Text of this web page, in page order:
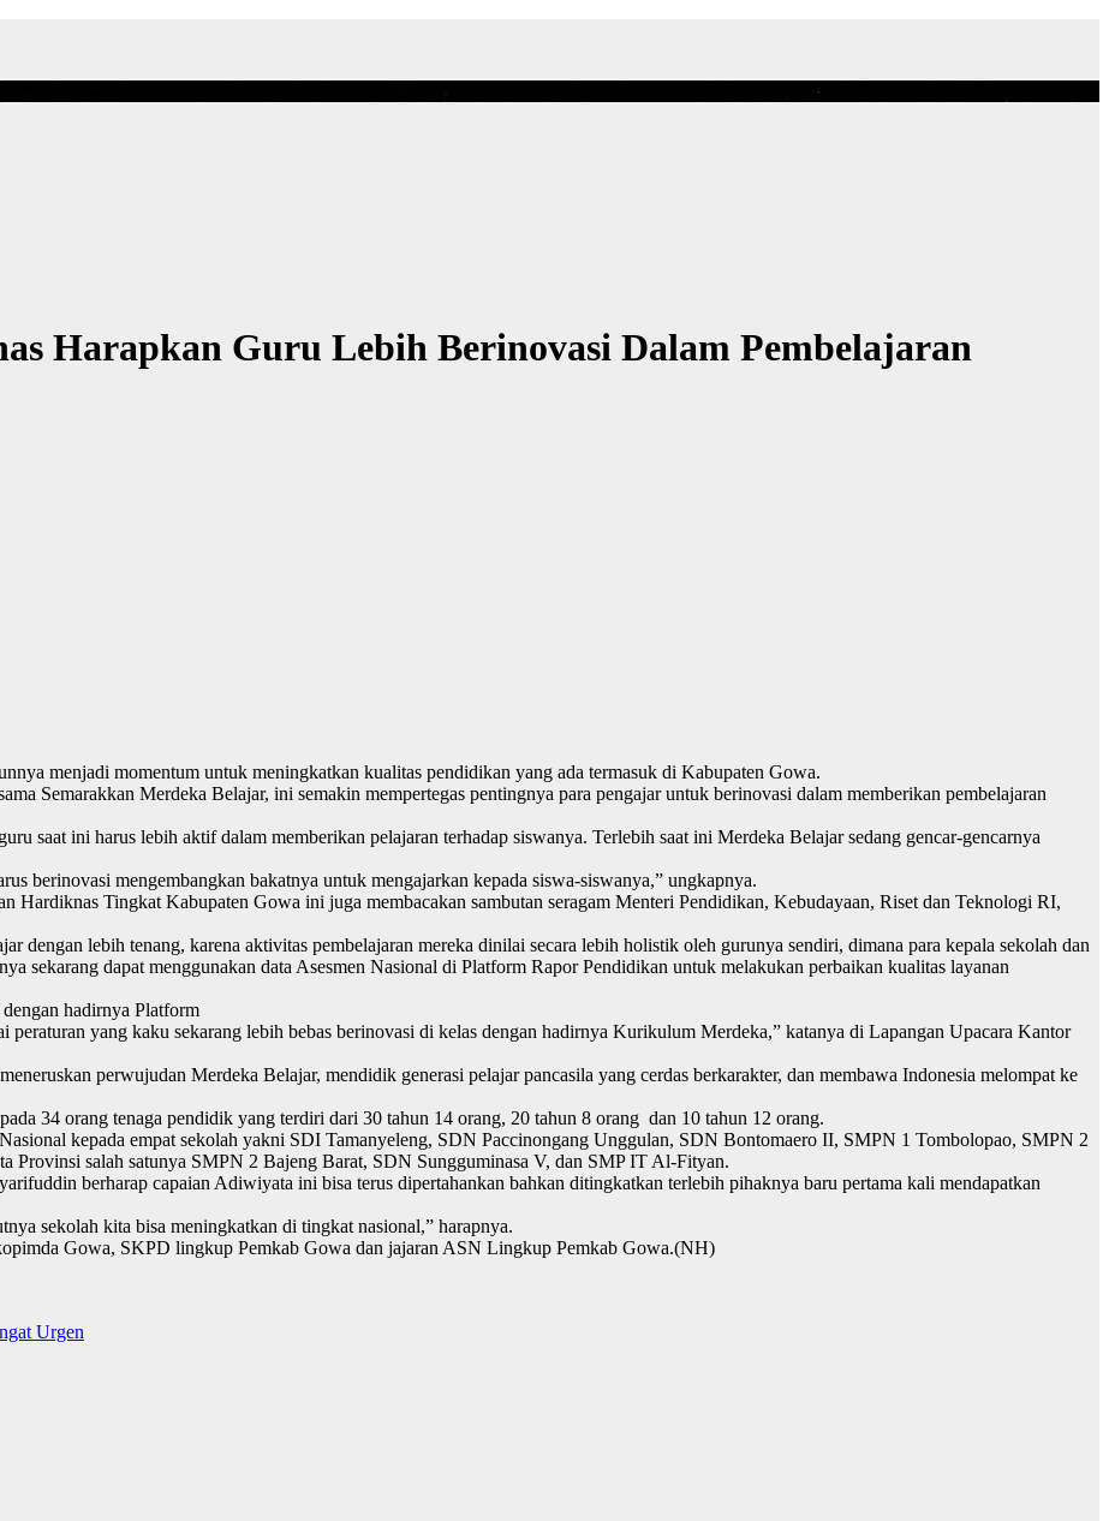
Harapkan Guru Lebih Berinovasi Dalam Pembelajaran
menjadi momentum untuk meningkatkan kualitas pendidikan yang ada termasuk di Kabupaten Gowa.
Semarakkan Merdeka Belajar, ini semakin mempertegas pentingnya para pengajar untuk berinovasi dalam memberikan pembelajaran
saat ini harus lebih aktif dalam memberikan pelajaran terhadap siswanya. Terlebih saat ini Merdeka Belajar sedang gencar-gencarnya
berinovasi mengembangkan bakatnya untuk mengajarkan kepada siswa-siswanya,” ungkapnya.
Hardiknas Tingkat Kabupaten Gowa ini juga membacakan sambutan seragam Menteri Pendidikan, Kebudayaan, Riset dan Teknologi RI,
dengan lebih tenang, karena aktivitas pembelajaran mereka dinilai secara lebih holistik oleh gurunya sendiri, dimana para kepala sekolah dan
sekarang dapat menggunakan data Asesmen Nasional di Platform Rapor Pendidikan untuk melakukan perbaikan kualitas layanan
hadirnya Platform
yang kaku sekarang lebih bebas berinovasi di kelas dengan hadirnya Kurikulum Merdeka,” katanya di Lapangan Upacara Kantor
perwujudan Merdeka Belajar, mendidik generasi pelajar pancasila yang cerdas berkarakter, dan membawa Indonesia melompat ke
34 orang tenaga pendidik yang terdiri dari 30 tahun 14 orang, 20 tahun 8 orang dan 10 tahun 12 orang.
kepada empat sekolah yakni SDI Tamanyeleng, SDN Paccinongang Unggulan, SDN Bontomaero II, SMPN 1 Tombolopao, SMPN 2
Provinsi salah satunya SMPN 2 Bajeng Barat, SDN Sungguminasa V, dan SMP IT Al-Fityan.
berharap capaian Adiwiyata ini bisa terus dipertahankan bahkan ditingkatkan terlebih pihaknya baru pertama kali mendapatkan
sekolah kita bisa meningkatkan di tingkat nasional,” harapnya.
Gowa, SKPD lingkup Pemkab Gowa dan jajaran ASN Lingkup Pemkab Gowa.(NH)
Urgen